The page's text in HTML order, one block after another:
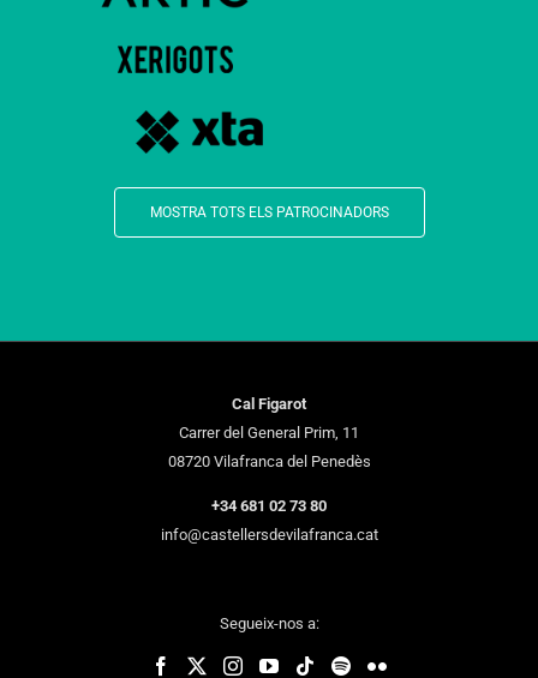
MOSTRA TOTS ELS PATROCINADORS
Cal Figarot
Carrer del General Prim, 11
08720 Vilafranca del Penedès
+34 681 02 73 80
info@castellersdevilafranca.cat
Segueix-nos a: